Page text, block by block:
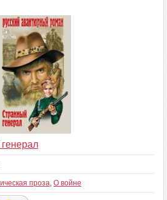
проза, О войне